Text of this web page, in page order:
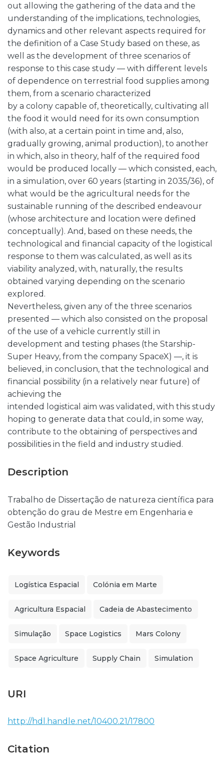
out allowing the gathering of the data and the
understanding of the implications, technologies,
dynamics and other relevant aspects required for
the definition of a Case Study based on these, as
well as the development of three scenarios of
response to this case study — with different levels
of dependence on terrestrial food supplies among
them, from a scenario characterized
by a colony capable of, theoretically, cultivating all
the food it would need for its own consumption
(with also, at a certain point in time and, also,
gradually growing, animal production), to another
in which, also in theory, half of the required food
would be produced locally — which consisted, each,
in a simulation, over 60 years (starting in 2035/36), of
what would be the agricultural needs for the
sustainable running of the described endeavour
(whose architecture and location were defined
conceptually). And, based on these needs, the
technological and financial capacity of the logistical
response to them was calculated, as well as its
viability analyzed, with, naturally, the results
obtained varying depending on the scenario
explored.
Nevertheless, given any of the three scenarios
presented — which also consisted on the proposal
of the use of a vehicle currently still in
development and testing phases (the Starship-
Super Heavy, from the company SpaceX) —, it is
believed, in conclusion, that the technological and
financial possibility (in a relatively near future) of
achieving the
intended logistical aim was validated, with this study
hoping to generate data that could, in some way,
contribute to the obtaining of perspectives and
possibilities in the field and industry studied.
Description
Trabalho de Dissertação de natureza científica para
obtenção do grau de Mestre em Engenharia e
Gestão Industrial
Keywords
Logística Espacial Colónia em Marte
Agricultura Espacial Cadeia de Abastecimento
Simulação Space Logistics Mars Colony
Space Agriculture Supply Chain Simulation
URI
http://hdl.handle.net/10400.21/17800
Citation